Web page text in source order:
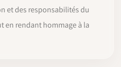
et des responsabilités du
en rendant hommage à la